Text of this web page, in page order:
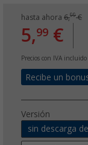
hasta ahora 6,99€
5,99 €
Precios con IVA incluido
Recibe un
Versión
sin descarga